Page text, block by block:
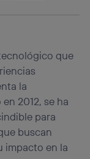
que
la
2012, se ha
para
buscan
impacto en la
que utilizas
internet, por
y
mismo
(p. ej., Wi-Fi),
de las
del hogar